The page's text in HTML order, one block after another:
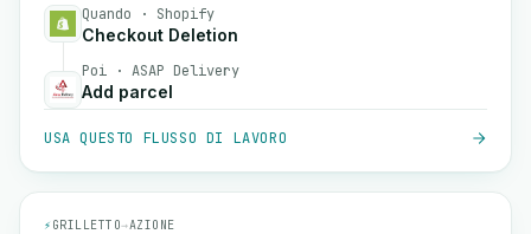
Quando · Shopify
Checkout Deletion
Poi · ASAP Delivery
Add parcel
USA QUESTO FLUSSO DI LAVORO
⚡ GRILLETTO→AZIONE